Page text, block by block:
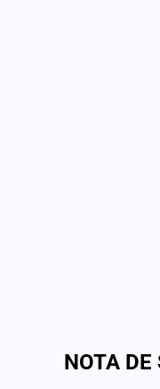
NOTA DE